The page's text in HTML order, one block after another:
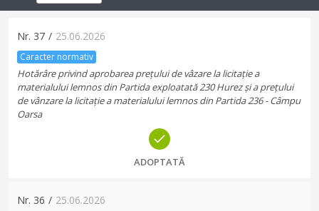
Nr. 37 / 25.06.2026
Caracter normativ
Hotărâre privind aprobarea prețului de vâzare la licitație a
materialului lemnos din Partida exploatată 230 Hurez și a prețului
de vânzare la licitație a materialului lemnos din Partida 236 - Câmpu
Oarsa
ADOPTATĂ
Nr. 36 / 25.06.2026